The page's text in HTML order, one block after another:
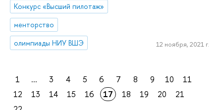
Конкурс «Высший пилотаж»
менторство
олимпиады НИУ ВШЭ
12 ноября, 2021 г.
1 ... 3 4 5 6 7 8 9 10
11
12
13 14 15 16 17 18 19 20
21